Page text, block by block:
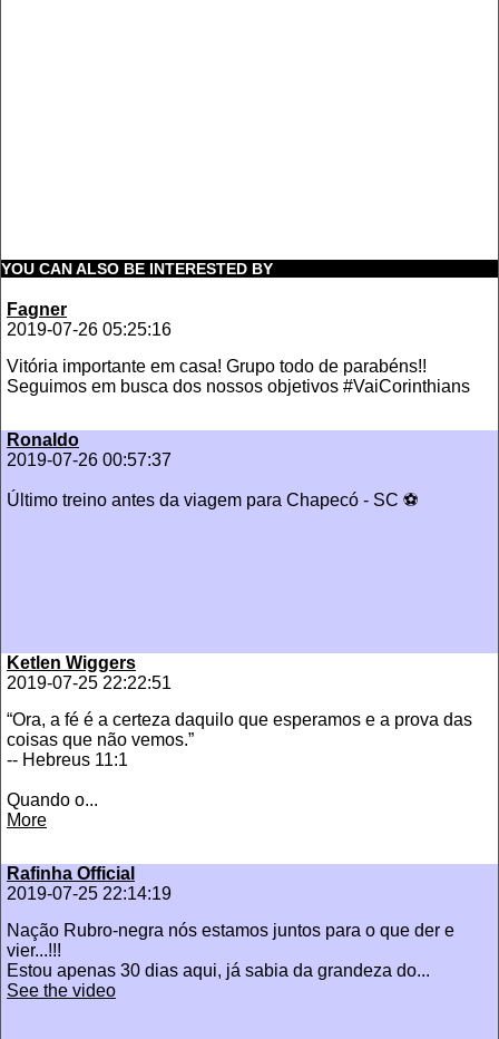
YOU CAN ALSO BE INTERESTED BY
Fagner
2019-07-26 05:25:16
Vitória importante em casa! Grupo todo de parabéns!!
Seguimos em busca dos nossos objetivos #VaiCorinthians
Ronaldo
2019-07-26 00:57:37
Último treino antes da viagem para Chapecó - SC ⚽️
Ketlen Wiggers
2019-07-25 22:22:51
“Ora, a fé é a certeza daquilo que esperamos e a prova das
coisas que não vemos.”
-- Hebreus 11:1
Quando o...
More
Rafinha Official
2019-07-25 22:14:19
Nação Rubro-negra nós estamos juntos para o que der e
vier...!!!
Estou apenas 30 dias aqui, já sabia da grandeza do...
See the video